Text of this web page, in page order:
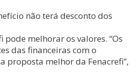
não terá desconto dos
melhorar os valores. “Os
das financeiras com o
proposta melhor da Fenacrefi”,